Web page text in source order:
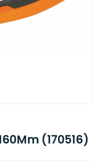
(170516)